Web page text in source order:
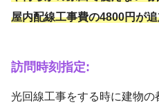
屋内配線工事費の4800円が
訪問時刻指定:
光回線工事をする時に建物